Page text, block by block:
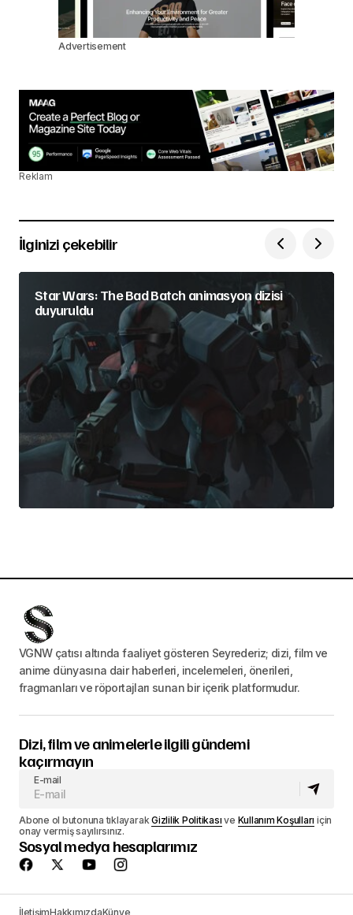
Advertisement
Reklam
İlginizi çekebilir
Star Wars: The Bad Batch animasyon dizisi
duyuruldu
VGNW çatısı altında faaliyet gösteren Seyrederiz; dizi, film ve
anime dünyasına dair haberleri, incelemeleri, önerileri,
fragmanları ve röportajları sunan bir içerik platformudur.
Dizi, film ve animelerle ilgili gündemi
kaçırmayın
E-mail
Abone ol butonuna tıklayarakGizlilik Politikası ve Kullanım Koşulları için
onay vermiş sayılırsınız.
Sosyal medya hesaplarımız
İletişimHakkımızdaKünye